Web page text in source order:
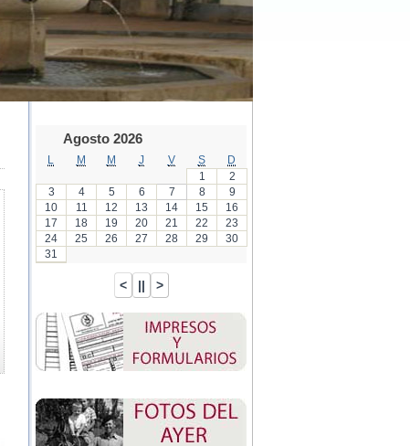
Agosto 2026
M M J V S
D
1
2
3
4 5 6 7 8
9
10
11 12 13 14 15
16
17
18 19 20 21 22
23
24
25 26 27 28 29
30
31